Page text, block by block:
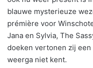
blauwe mysterieuze
prémière voor
Jana en Sylvia, The
doeken vertonen zij een
weerga niet kent.